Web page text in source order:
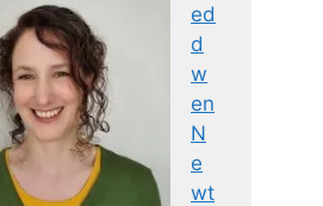
ed
d
w
en
N
e
wt